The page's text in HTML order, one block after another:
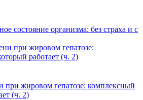
состояние организма: без страха и с
при жировом гепатозе: комплексный
(ч. 2)